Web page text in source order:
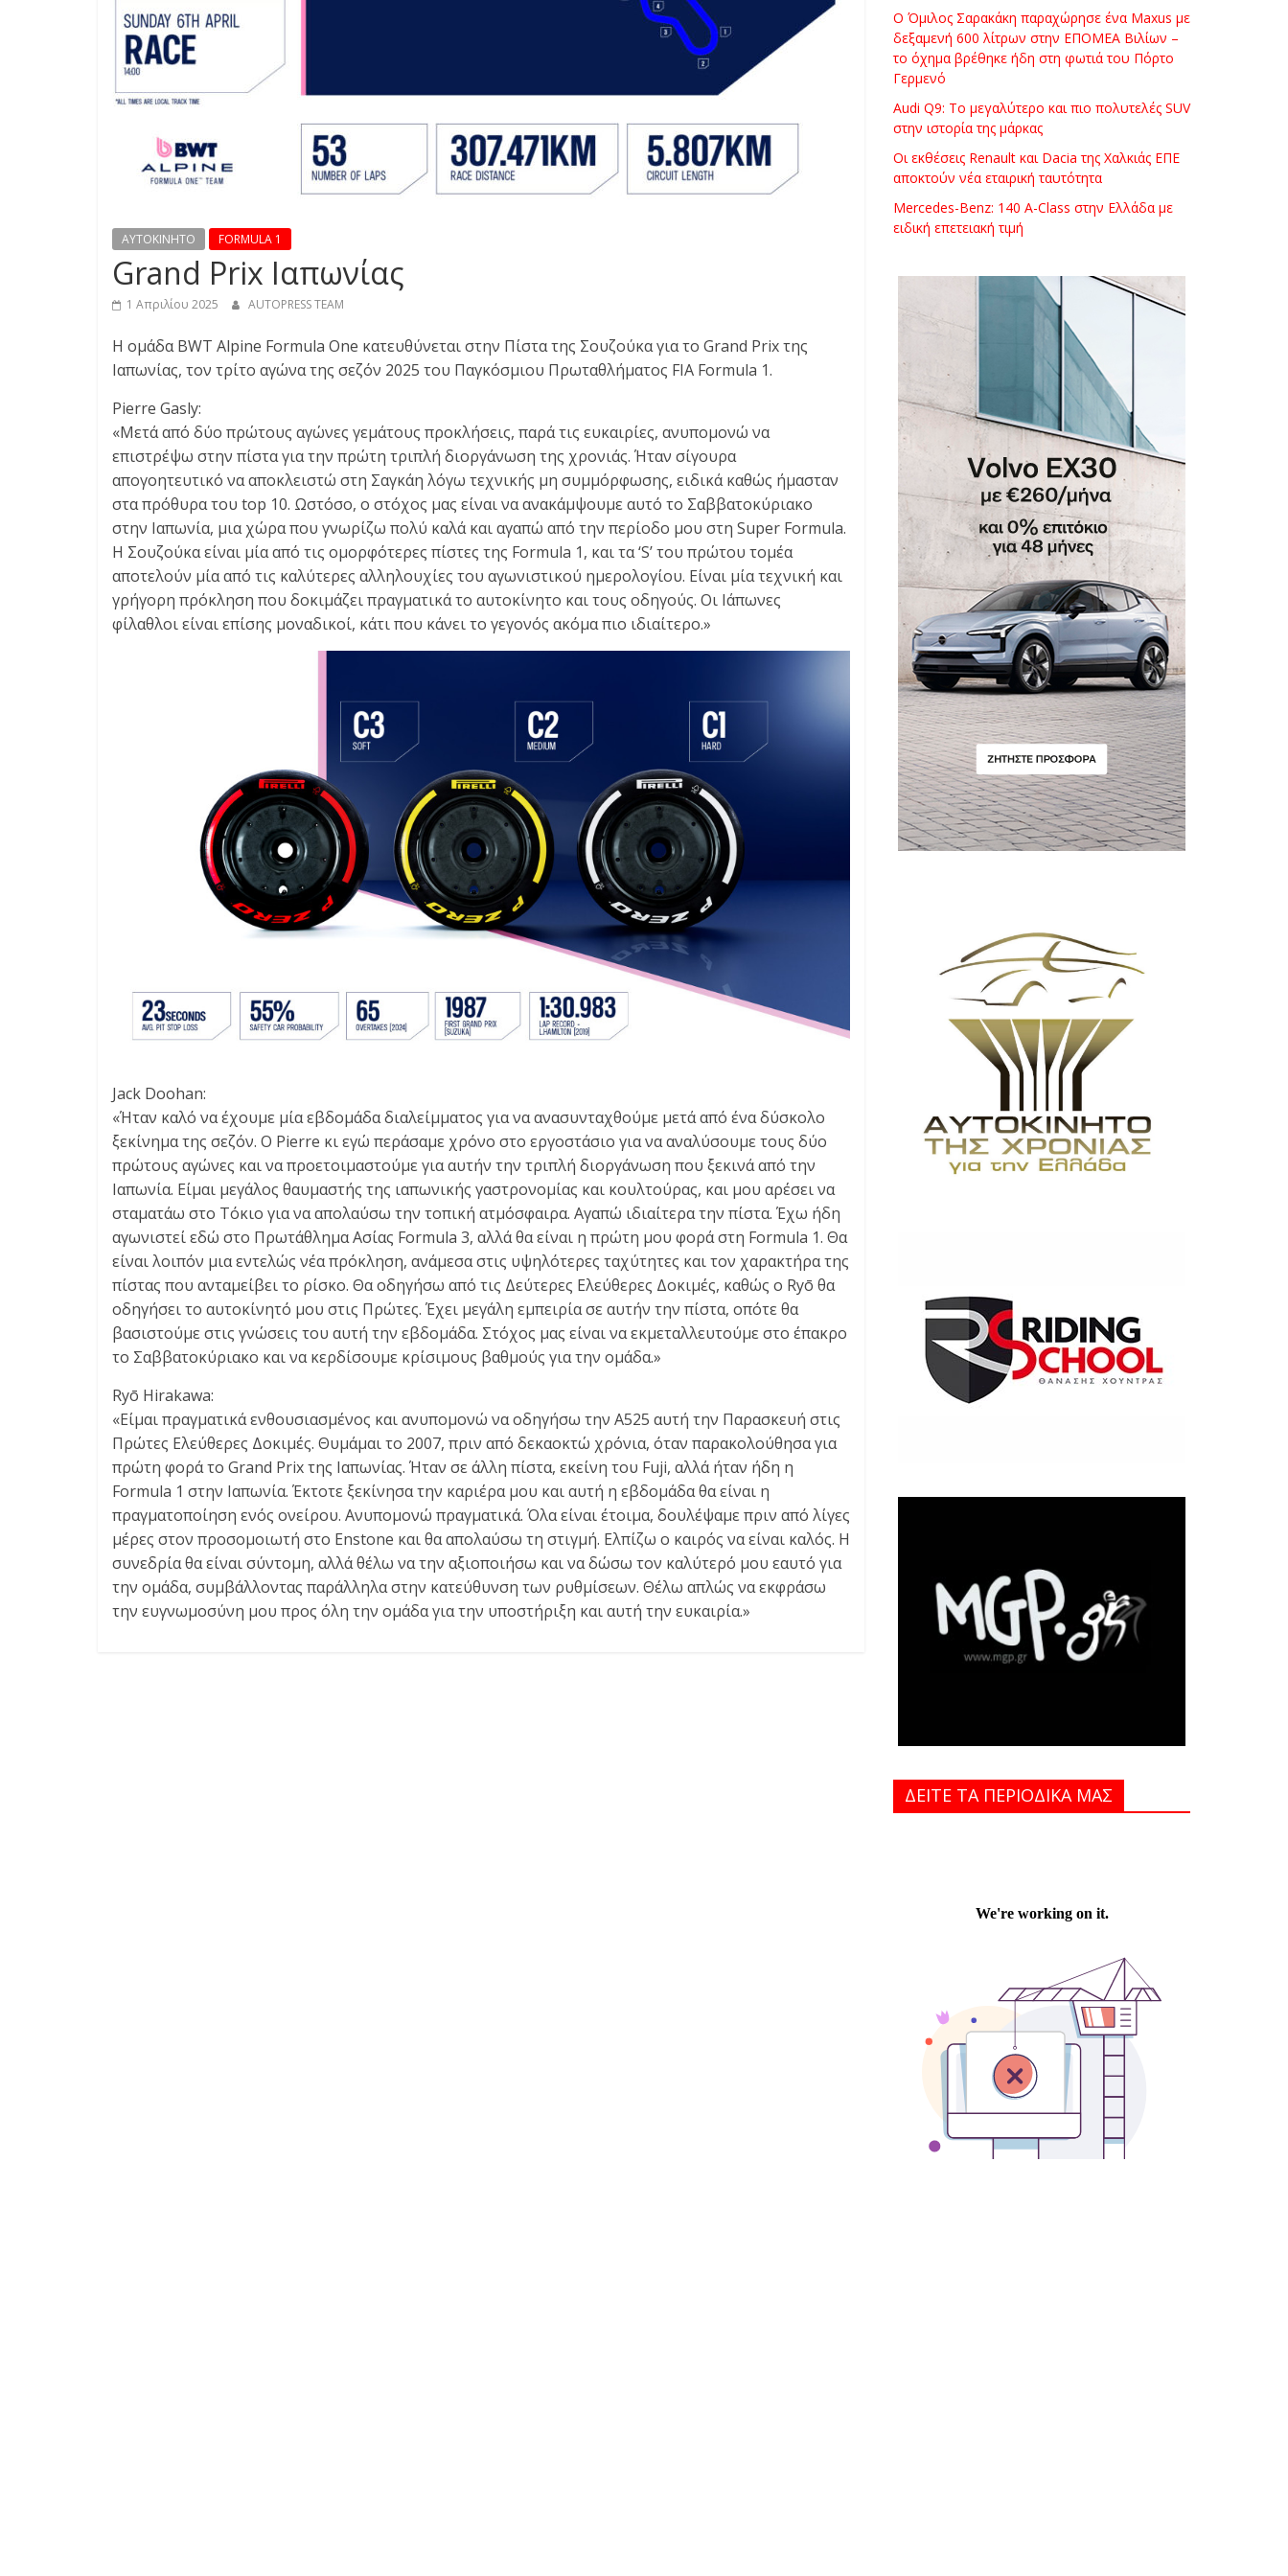
S
AYTOKINHTO FORMULA 1
Grand Prix Ιαπωνίας
1 Απριλίου 2025 AUTOPRESS TEAM
Η ομάδα BWT Alpine Formula One κατευθύνεται στην Πίστα της Σουζούκα για το Grand Prix της
Ιαπωνίας, τον τρίτο αγώνα της σεζόν 2025 του Παγκόσμιου Πρωταθλήματος FIA Formula 1.
Pierre Gasly:
«Μετά από δύο πρώτους αγώνες γεμάτους προκλήσεις, παρά τις ευκαιρίες, ανυπομονώ να
επιστρέψω στην πίστα για την πρώτη τριπλή διοργάνωση της χρονιάς. Ήταν σίγουρα
απογοητευτικό να αποκλειστώ στη Σαγκάη λόγω τεχνικής μη συμμόρφωσης, ειδικά καθώς ήμασταν
στα πρόθυρα του top 10. Ωστόσο, ο στόχος μας είναι να ανακάμψουμε αυτό το Σαββατοκύριακο
στην Ιαπωνία, μια χώρα που γνωρίζω πολύ καλά και αγαπώ από την περίοδο μου στη Super Formula.
Η Σουζούκα είναι μία από τις ομορφότερες πίστες της Formula 1, και τα ‘S’ του πρώτου τομέα
αποτελούν μία από τις καλύτερες αλληλουχίες του αγωνιστικού ημερολογίου. Είναι μία τεχνική και
γρήγορη πρόκληση που δοκιμάζει πραγματικά το αυτοκίνητο και τους οδηγούς. Οι Ιάπωνες
φίλαθλοι είναι επίσης μοναδικοί, κάτι που κάνει το γεγονός ακόμα πιο ιδιαίτερο.»
Jack Doohan:
«Ήταν καλό να έχουμε μία εβδομάδα διαλείμματος για να ανασυνταχθούμε μετά από ένα δύσκολο
ξεκίνημα της σεζόν. Ο Pierre κι εγώ περάσαμε χρόνο στο εργοστάσιο για να αναλύσουμε τους δύο
πρώτους αγώνες και να προετοιμαστούμε για αυτήν την τριπλή διοργάνωση που ξεκινά από την
Ιαπωνία. Είμαι μεγάλος θαυμαστής της ιαπωνικής γαστρονομίας και κουλτούρας, και μου αρέσει να
σταματάω στο Τόκιο για να απολαύσω την τοπική ατμόσφαιρα. Αγαπώ ιδιαίτερα την πίστα. Έχω ήδη
αγωνιστεί εδώ στο Πρωτάθλημα Ασίας Formula 3, αλλά θα είναι η πρώτη μου φορά στη Formula 1. Θα
είναι λοιπόν μια εντελώς νέα πρόκληση, ανάμεσα στις υψηλότερες ταχύτητες και τον χαρακτήρα της
πίστας που ανταμείβει το ρίσκο. Θα οδηγήσω από τις Δεύτερες Ελεύθερες Δοκιμές, καθώς ο Ryō θα
οδηγήσει το αυτοκίνητό μου στις Πρώτες. Έχει μεγάλη εμπειρία σε αυτήν την πίστα, οπότε θα
βασιστούμε στις γνώσεις του αυτή την εβδομάδα. Στόχος μας είναι να εκμεταλλευτούμε στο έπακρο
το Σαββατοκύριακο και να κερδίσουμε κρίσιμους βαθμούς για την ομάδα.»
Ryō Hirakawa:
«Είμαι πραγματικά ενθουσιασμένος και ανυπομονώ να οδηγήσω την A525 αυτή την Παρασκευή στις
Πρώτες Ελεύθερες Δοκιμές. Θυμάμαι το 2007, πριν από δεκαοκτώ χρόνια, όταν παρακολούθησα για
πρώτη φορά το Grand Prix της Ιαπωνίας. Ήταν σε άλλη πίστα, εκείνη του Fuji, αλλά ήταν ήδη η
Formula 1 στην Ιαπωνία. Έκτοτε ξεκίνησα την καριέρα μου και αυτή η εβδομάδα θα είναι η
πραγματοποίηση ενός ονείρου. Ανυπομονώ πραγματικά. Όλα είναι έτοιμα, δουλέψαμε πριν από λίγες
μέρες στον προσομοιωτή στο Enstone και θα απολαύσω τη στιγμή. Ελπίζω ο καιρός να είναι καλός. Η
συνεδρία θα είναι σύντομη, αλλά θέλω να την αξιοποιήσω και να δώσω τον καλύτερό μου εαυτό για
την ομάδα, συμβάλλοντας παράλληλα στην κατεύθυνση των ρυθμίσεων. Θέλω απλώς να εκφράσω
την ευγνωμοσύνη μου προς όλη την ομάδα για την υποστήριξη και αυτή την ευκαιρία.»
Ο Όμιλος Σαρακάκη παραχώρησε ένα Maxus με
δεξαμενή 600 λίτρων στην ΕΠΟΜΕΑ Βιλίων –
το όχημα βρέθηκε ήδη στη φωτιά του Πόρτο
Γερμενό
Audi Q9: Το μεγαλύτερο και πιο πολυτελές SUV
στην ιστορία της μάρκας
Οι εκθέσεις Renault και Dacia της Χαλκιάς ΕΠΕ
αποκτούν νέα εταιρική ταυτότητα
Mercedes-Benz: 140 A-Class στην Ελλάδα με
ειδική επετειακή τιμή
ΔΕΙΤΕ ΤΑ ΠΕΡΙΟΔΙΚΑ MAΣ